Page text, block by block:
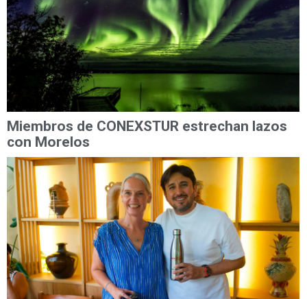
Miembros de CONEXSTUR estrechan lazos
con Morelos